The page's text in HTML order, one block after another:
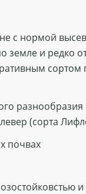
с нормой
земле и редко
сортом
(сорта
почвах